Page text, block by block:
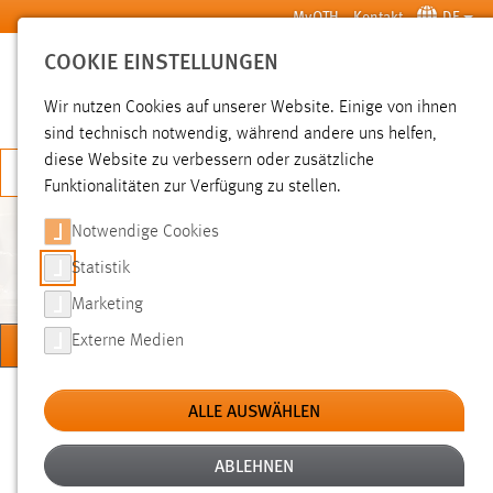
Zum Hauptinhalt springen MyOTH Kontakt DE
SUCHE
JETZT BEWERBEN
WIRTSCHAFTSINGENIEURWESEN
UND GESUNDHEIT
Sie sind hier:
Hochschule
Fakultäten
Wirtschaftsingenieurwesen und Gesundheit
PASSWORTABFRAGE
COOKIE EINSTELLUNGEN
Wir nutzen Cookies auf unserer Website. Einige von ihnen
sind technisch notwendig, während andere uns helfen,
diese Website zu verbessern oder zusätzliche
Funktionalitäten zur Verfügung zu stellen.
Notwendige Cookies
Statistik
Marketing
Externe Medien
ALLE AUSWÄHLEN
ABLEHNEN